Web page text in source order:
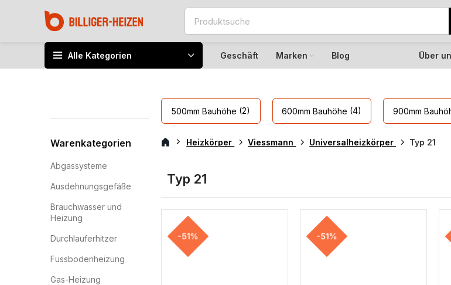
Alle Kategorien Geschäft Marken Blog Über
Warenkategorien
Abgassysteme
Ausdehnungsgefäße
Brauchwasser und
Heizung
Durchlauferhitzer
Fussbodenheizung
Gas-Heizung
500mm Bauhöhe (2) 600mm Bauhöhe (4) 900mm
Heizkörper Viessmann Universalheizkörper Typ 21
Typ 21
-51% -51%